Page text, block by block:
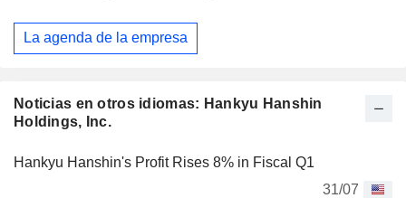
Noticias en otros idiomas: Hankyu Hanshin
Holdings, Inc.
Hankyu Hanshin's Profit Rises 8% in Fiscal Q1
31/07
La agenda de la empresa